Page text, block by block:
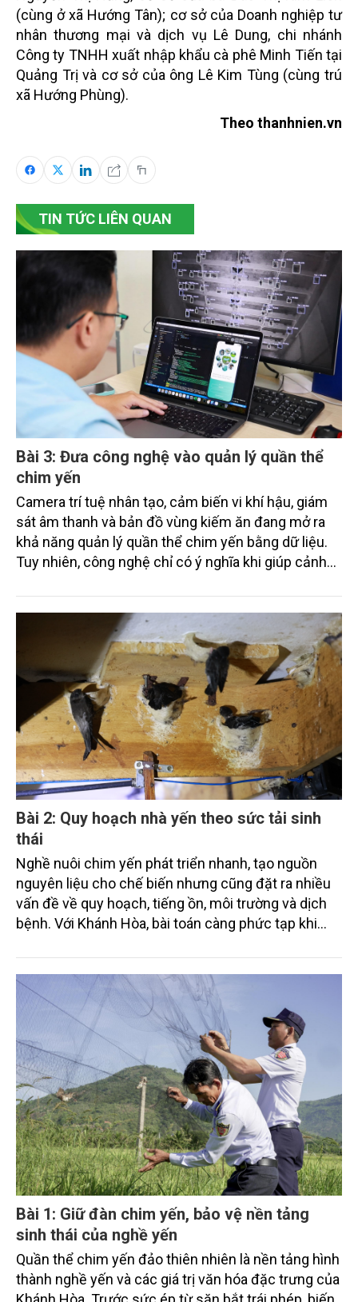
(cùng ở xã Hướng Tân); cơ sở của Doanh nghiệp tư
nhân thương mại và dịch vụ Lê Dung, chi nhánh
Công ty TNHH xuất nhập khẩu cà phê Minh Tiến tại
Quảng Trị và cơ sở của ông Lê Kim Tùng (cùng trú
xã Hướng Phùng).
Theo thanhnien.vn
TIN TỨC LIÊN QUAN
Bài 3: Đưa công nghệ vào quản lý quần thể
chim yến
Camera trí tuệ nhân tạo, cảm biến vi khí hậu, giám
sát âm thanh và bản đồ vùng kiếm ăn đang mở ra
khả năng quản lý quần thể chim yến bằng dữ liệu.
Tuy nhiên, công nghệ chỉ có ý nghĩa khi giúp cảnh
được thông tin từ nơi khai thác đến khâu truy xuất
Bài 2: Quy hoạch nhà yến theo sức tải sinh
thái
Nghề nuôi chim yến phát triển nhanh, tạo nguồn
nguyên liệu cho chế biến nhưng cũng đặt ra nhiều
vấn đề về quy hoạch, tiếng ồn, môi trường và dịch
bệnh. Với Khánh Hòa, bài toán càng phức tạp khi
hoạt động với quần thể yến đảo thiên nhiên.
Bài 1: Giữ đàn chim yến, bảo vệ nền tảng
sinh thái của nghề yến
Quần thể chim yến đảo thiên nhiên là nền tảng hình
thành nghề yến và các giá trị văn hóa đặc trưng của